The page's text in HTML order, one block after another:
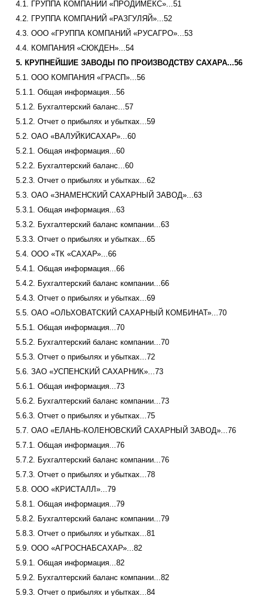
4.1. ГРУППА КОМПАНИЙ «ПРОДИМЕКС»...51
4.2. ГРУППА КОМПАНИЙ «РАЗГУЛЯЙ»...52
4.3. ООО «ГРУППА КОМПАНИЙ «РУСАГРО»...53
4.4. КОМПАНИЯ «СЮКДЕН»...54
5. КРУПНЕЙШИЕ ЗАВОДЫ ПО ПРОИЗВОДСТВУ САХАРА...56
5.1. ООО КОМПАНИЯ «ГРАСП»...56
5.1.1. Общая информация...56
5.1.2. Бухгалтерский баланс...57
5.1.2. Отчет о прибылях и убытках...59
5.2. ОАО «ВАЛУЙКИСАХАР»...60
5.2.1. Общая информация...60
5.2.2. Бухгалтерский баланс...60
5.2.3. Отчет о прибылях и убытках...62
5.3. ОАО «ЗНАМЕНСКИЙ САХАРНЫЙ ЗАВОД»...63
5.3.1. Общая информация...63
5.3.2. Бухгалтерский баланс компании...63
5.3.3. Отчет о прибылях и убытках...65
5.4. ООО «ТК «САХАР»...66
5.4.1. Общая информация...66
5.4.2. Бухгалтерский баланс компании...66
5.4.3. Отчет о прибылях и убытках...69
5.5. ОАО «ОЛЬХОВАТСКИЙ САХАРНЫЙ КОМБИНАТ»...70
5.5.1. Общая информация...70
5.5.2. Бухгалтерский баланс компании...70
5.5.3. Отчет о прибылях и убытках...72
5.6. ЗАО «УСПЕНСКИЙ САХАРНИК»...73
5.6.1. Общая информация...73
5.6.2. Бухгалтерский баланс компании...73
5.6.3. Отчет о прибылях и убытках...75
5.7. ОАО «ЕЛАНЬ-КОЛЕНОВСКИЙ САХАРНЫЙ ЗАВОД»...76
5.7.1. Общая информация...76
5.7.2. Бухгалтерский баланс компании...76
5.7.3. Отчет о прибылях и убытках...78
5.8. ООО «КРИСТАЛЛ»...79
5.8.1. Общая информация...79
5.8.2. Бухгалтерский баланс компании...79
5.8.3. Отчет о прибылях и убытках...81
5.9. ООО «АГРОСНАБСАХАР»...82
5.9.1. Общая информация...82
5.9.2. Бухгалтерский баланс компании...82
5.9.3. Отчет о прибылях и убытках...84